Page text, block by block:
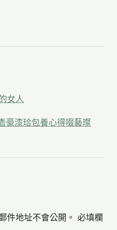
女人
豪漆珨包養心得啜藝璨
件地址不會公開。 必填欄